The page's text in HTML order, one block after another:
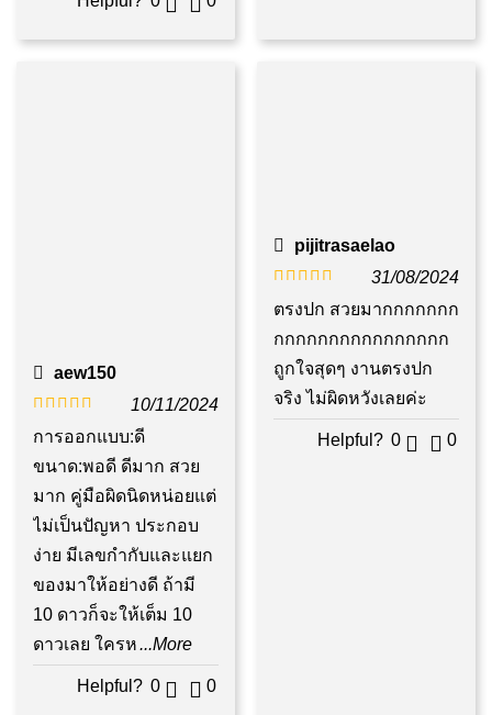
aew150
ให้คะแนน
5ตั้งแต่ 1-5
คะแนน
10/11/2024
การออกแบบ:ดี
ขนาด:พอดี ดีมาก สวย
มาก คู่มือผิดนิดหน่อยแต่
ไม่เป็นปัญหา ประกอบ
ง่าย มีเลขกำกับและแยก
ของมาให้อย่างดี ถ้ามี
10 ดาวก็จะให้เต็ม 10
ดาวเลย ใครห...More
Helpful? 0 0
pijitrasaelao
ให้คะแนน
5ตั้งแต่ 1-5
คะแนน
31/08/2024
ตรงปก สวยมากกกกกกก
กกกกกกกกกกกกกกกก
ถูกใจสุดๆ งานตรงปก
จริง ไม่ผิดหวังเลยค่ะ
Helpful? 0 0